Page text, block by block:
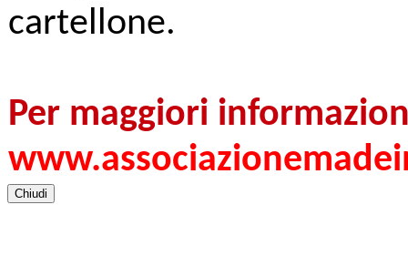
cartellone.
Per maggiori
Chiudi